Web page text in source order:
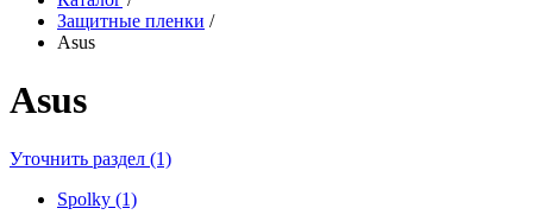
Защитные пленки /
Asus
Asus
Уточнить раздел (1)
Spolky (1)